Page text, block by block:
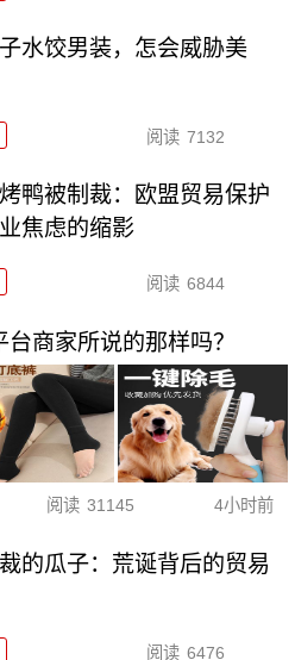
水饺男装，怎会威胁美
阅读 7132
鸭被制裁：欧盟贸易保护
焦虑的缩影
阅读 6844
商家所说的那样吗？
阅读 31145 4小时前
的瓜子：荒诞背后的贸易
阅读 6476